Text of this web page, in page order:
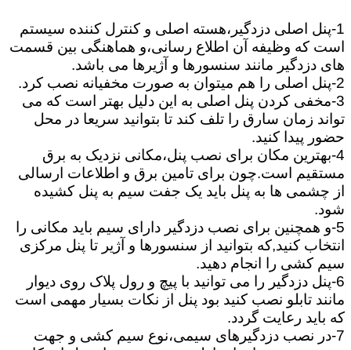
1-پنل اصلی دزدگیر،هسته اصلی و کنترل کننده سیستم
است که وظیفه آن اطلاع رسانی،و هماهنگی بین قسمت
های دزدگیر مانند سنسورها و آژیرها می باشد.
2-پنل اصلی را هم میتوان به صورت مخفیانه نصب کرد.
3-مخفی کردن پنل اصلی به این دلیل بهتر است که می
تواند زمان سارق را تلف کند تا بتوانید سریعا در محل
حضور پیدا کنید.
4-بهترین مکان برای نصب پنل،مکانی نزدیک به برق
مستقیم است.چون برای تامین برق و اطلاعات ارسالی
از چشمی ها به پنل باید یک جفت سیم به پنل کشیده
شود.
5-و همچنین برای نصب دزدگیر دارای سیم باید مکانی را
انتخاب کنید,که بتوانید از سنسورها و آژیر تا پنل مرکزی
سیم کشی را انجام دهید.
6-پنل دزدگیر را می توانید با پیچ و رول پلاک روی دیوار
مانند تابلو نصب کنید بود پنل از نکات بسیار مهمی است
که باید رعایت گردد.
7-در نصب دزدگیرهای سیمی،نوع سیم کشی و جهت